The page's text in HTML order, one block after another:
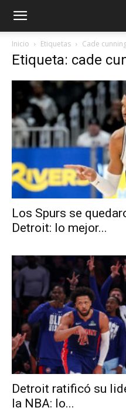
Inicio Etiquetas Cade
Etiqueta: cade
Los Spurs se
Detroit: lo mejor...
Detroit ratificó su
la NBA: lo...